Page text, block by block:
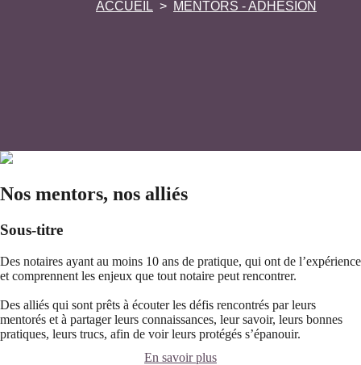
ACCUEIL MENTORS - ADHÉSION
Nos mentors, nos alliés
Sous-titre
Des notaires ayant au moins 10 ans de pratique, qui ont de l’expérience
et comprennent les enjeux que tout notaire peut rencontrer.
Des alliés qui sont prêts à écouter les défis rencontrés par leurs
mentorés et à partager leurs connaissances, leur savoir, leurs bonnes
pratiques, leurs trucs, afin de voir leurs protégés s’épanouir.
En savoir plus